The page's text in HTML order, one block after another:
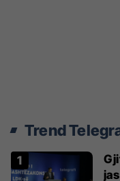
Trend